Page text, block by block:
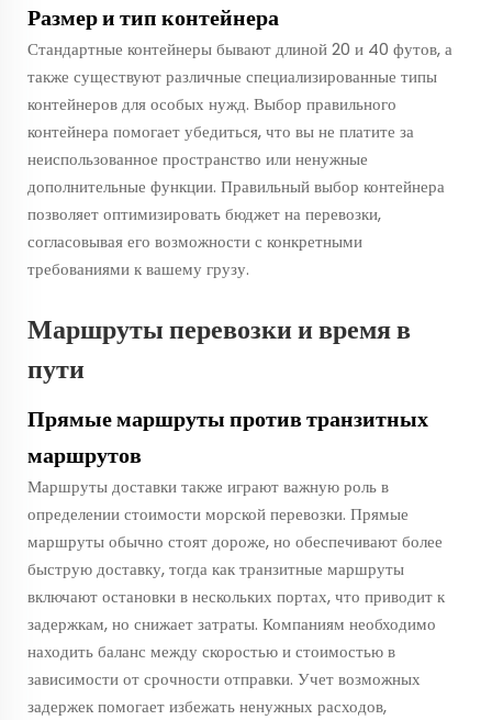
Размер и тип контейнера
Стандартные контейнеры бывают длиной 20 и 40 футов, а
также существуют различные специализированные типы
контейнеров для особых нужд. Выбор правильного
контейнера помогает убедиться, что вы не платите за
неиспользованное пространство или ненужные
дополнительные функции. Правильный выбор контейнера
позволяет оптимизировать бюджет на перевозки,
согласовывая его возможности с конкретными
требованиями к вашему грузу.
Маршруты перевозки и время в
пути
Прямые маршруты против транзитных
маршрутов
Маршруты доставки также играют важную роль в
определении стоимости морской перевозки. Прямые
маршруты обычно стоят дороже, но обеспечивают более
быструю доставку, тогда как транзитные маршруты
включают остановки в нескольких портах, что приводит к
задержкам, но снижает затраты. Компаниям необходимо
находить баланс между скоростью и стоимостью в
зависимости от срочности отправки. Учет возможных
задержек помогает избежать ненужных расходов,